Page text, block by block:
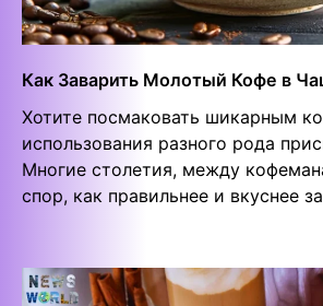
Как Заварить Молотый Кофе в
Хотите посмаковать шикарным
использования разного рода
Многие столетия, между
спор, как правильнее и вкуснее